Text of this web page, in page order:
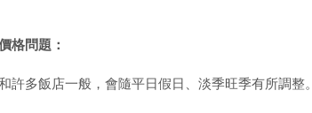
格問題：
許多飯店一般，會隨平日假日、淡季旺季有所調整。